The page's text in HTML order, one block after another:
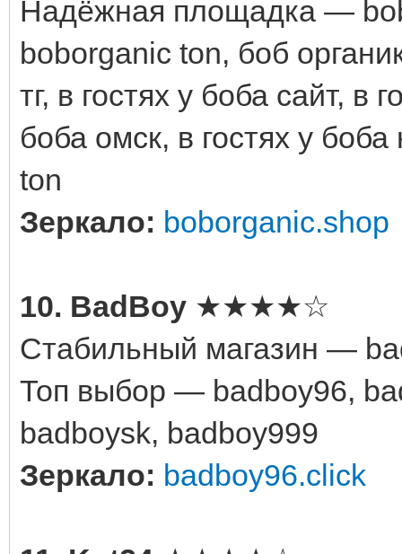
Надёжная площадка —
boborganic ton, боб
тг, в гостях у боба сайт, в
боба омск, в гостях у
ton
Зеркало: boborganic.shop
10. BadBoy ★★★★☆
Стабильный магазин —
Топ выбор — badboy96,
badboysk, badboy999
Зеркало: badboy96.click